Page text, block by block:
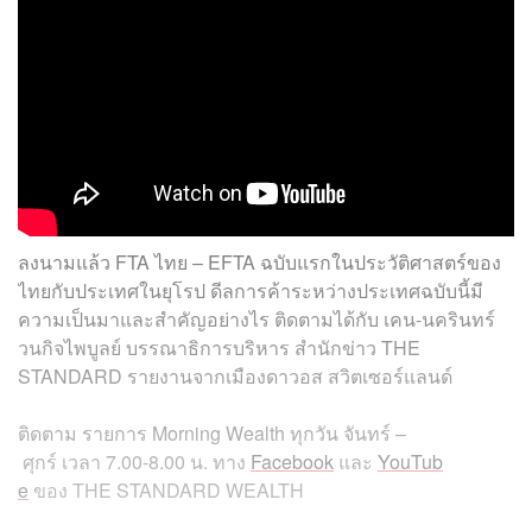
ลงนามแล้ว FTA ไทย – EFTA ฉบับแรกในประวัติศาสตร์ของ
ไทยกับประเทศในยุโรป ดีลการค้าระหว่างประเทศฉบับนี้มี
ความเป็นมาและสำคัญอย่างไร ติดตามได้กับ เคน-นครินทร์
วนกิจไพบูลย์ บรรณาธิการบริหาร สำนักข่าว THE
STANDARD รายงานจากเมืองดาวอส สวิตเซอร์แลนด์
ติดตาม รายการ Morning Wealth ทุกวัน จันทร์ –
ศุกร์ เวลา 7.00-8.00 น. ทาง Facebook และ YouTub
e ของ THE STANDARD WEALTH